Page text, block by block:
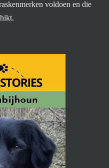
voldoen en die